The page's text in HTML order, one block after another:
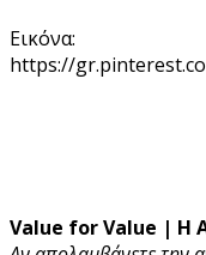
Εικόνα:
https://
Value for Value | Η